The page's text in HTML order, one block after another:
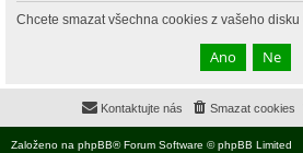
Chcete smazat všechna cookies z vašeho
Smazat cookies
Kontaktujte nás
Založeno na phpBB® Forum Software © phpBB Limited